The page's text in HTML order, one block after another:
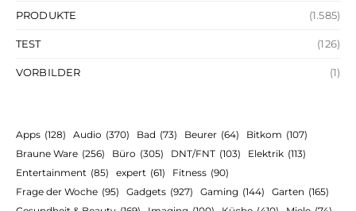
PRODUKTE (1.585)
TEST (126)
VORBILDER (1)
Apps (128) Audio (370) Bad (73) Beurer (64) Bitkom (107)
Braune Ware (256) Büro (305) DNT/FNT (103) Elektrik (113)
Entertainment (85) expert (61) Fitness (90)
Frage der Woche (95) Gadgets (927) Gaming (144) Garten (165)